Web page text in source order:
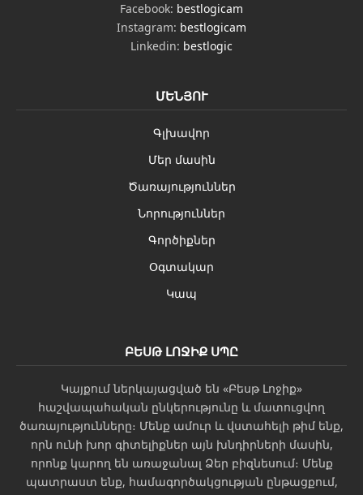
Facebook: bestlogicam
Instagram: bestlogicam
Linkedin: bestlogic
ՄԵՆՅՈՒ
Գլխավոր
Մեր մասին
Ծառայություններ
Նորություններ
Գործիքներ
Օգտակար
Կապ
ԲԵՍԹ ԼՈՋԻՔ ՍՊԸ
Կայքում ներկայացված են «Բեսթ Լոջիք»
հաշվապահական ընկերությունը և մատուցվող
ծառայությունները։ Մենք ամուր և վստահելի թիմ ենք,
որն ունի խոր գիտելիքներ այն խնդիրների մասին,
որոնք կարող են առաջանալ Ձեր բիզնեսում։ Մենք
պատրաստ ենք, համագործակցության ընթացքում,